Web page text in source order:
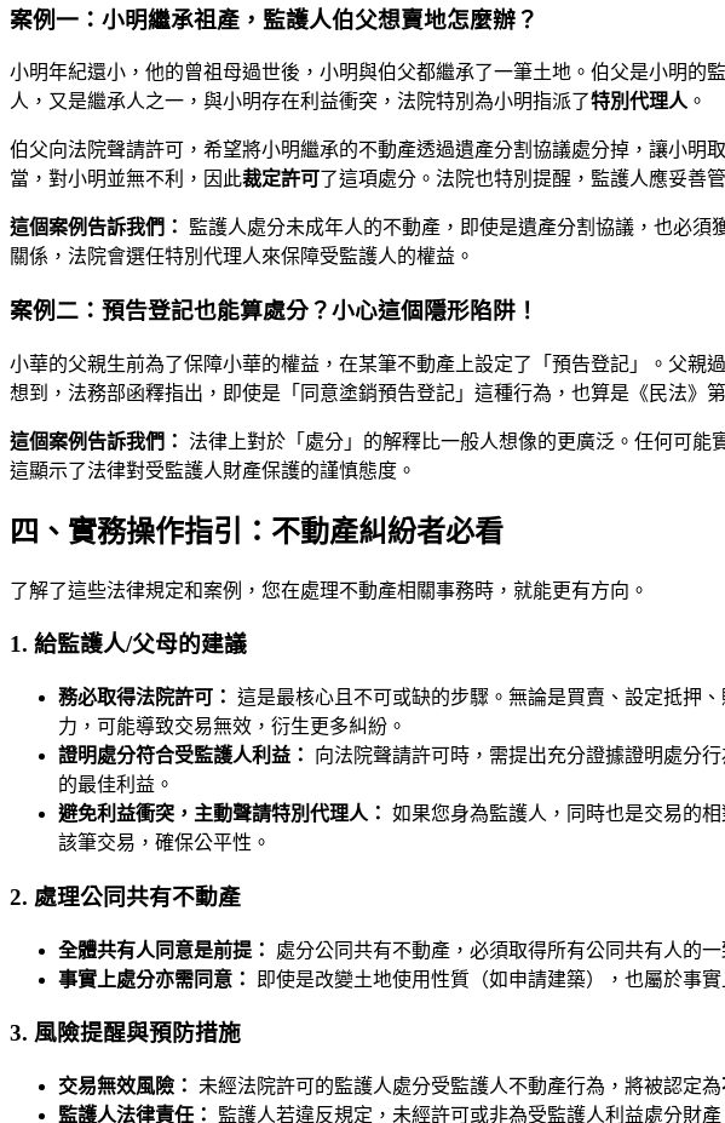
案例一：小明繼承祖產，監護人伯父想賣地怎麼辦？
小明年紀還小，他的曾祖母過世後，小明與伯父都繼承了一筆土地。伯父是小明
人，又是繼承人之一，與小明存在利益衝突，法院特別為小明指派了特別代理人。
伯父向法院聲請許可，希望將小明繼承的不動產透過遺產分割協議處分掉，讓小
當，對小明並無不利，因此裁定許可了這項處分。法院也特別提醒，監護人應妥善
這個案例告訴我們：
監護人處分未成年人的不動產，即使是遺產分割協議，也必
關係，法院會選任特別代理人來保障受監護人的權益。
案例二：預告登記也能算處分？小心這個隱形陷阱！
小華的父親生前為了保障小華的權益，在某筆不動產上設定了「預告登記」。父
想到，法務部函釋指出，即使是「同意塗銷預告登記」這種行為，也算是《民法》
這個案例告訴我們： 法律上對於「處分」的解釋比一般人想像的更廣泛。任何可
這顯示了法律對受監護人財產保護的謹慎態度。
四、實務操作指引：不動產糾紛者必看
了解了這些法律規定和案例，您在處理不動產相關事務時，就能更有方向。
1. 給監護人/父母的建議
務必取得法院許可： 這是最核心且不可或缺的步驟。無論是買賣、設定抵押
力，可能導致交易無效，衍生更多糾紛。
證明處分符合受監護人利益：
向法院聲請許可時，需提出充分證據證明處分
的最佳利益。
避免利益衝突，主動聲請特別代理人： 如果您身為監護人，同時也是交易的
該筆交易，確保公平性。
2. 處理公同共有不動產
全體共有人同意是前提：
處分公同共有不動產，必須取得所有公同共有人的
事實上處分亦需同意：
即使是改變土地使用性質（如申請建築），也屬於事
3. 風險提醒與預防措施
交易無效風險： 未經法院許可的監護人處分受監護人不動產行為，將被認定為
監護人法律責任：
監護人若違反規定，未經許可或非為受監護人利益處分財